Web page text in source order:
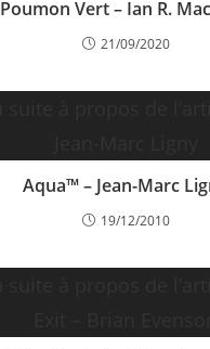
Poumon Vert – Ian R.
21/09/2020
Aqua™ – Jean-Marc
19/12/2010